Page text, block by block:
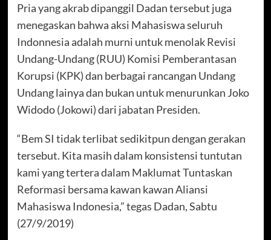
Pria yang akrab dipanggil Dadan tersebut juga
menegaskan bahwa aksi Mahasiswa seluruh
Indonnesia adalah murni untuk menolak Revisi
Undang-Undang (RUU) Komisi Pemberantasan
Korupsi (KPK) dan berbagai rancangan Undang
Undang lainya dan bukan untuk menurunkan Joko
Widodo (Jokowi) dari jabatan Presiden.
“Bem SI tidak terlibat sedikitpun dengan gerakan
tersebut. Kita masih dalam konsistensi tuntutan
kami yang tertera dalam Maklumat Tuntaskan
Reformasi bersama kawan kawan Aliansi
Mahasiswa Indonesia,” tegas Dadan, Sabtu
(27/9/2019)